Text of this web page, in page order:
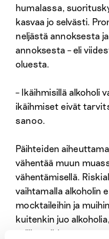
humalassa,
kasvaa jo selvästi.
neljästä annoksesta
annoksesta – eli
oluesta.
– Ikäihmisillä alkoholi
ikäihmiset eivät
sanoo.
Päihteiden
vähentää muun
vähentämisellä.
vaihtamalla alkoholin
mocktaileihin ja
kuitenkin juo
välillä pelkkää vettä.